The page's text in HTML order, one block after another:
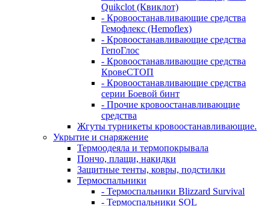
Quikclot (Квиклот)
- Кровоостанавливающие средства
Гемофлекс (Hemoflex)
- Кровоостанавливающие средства
ГепоГлос
- Кровоостанавливающие средства
КровеСТОП
- Кровоостанавливающие средства
серии Боевой бинт
- Прочие кровоостанавливающие
средства
Жгуты турникеты кровоостанавливающие.
Укрытие и снаряжение
Термоодеяла и термопокрывала
Пончо, плащи, накидки
Защитные тенты, ковры, подстилки
Термоспальники
- Термоспальники Blizzard Survival
- Термоспальники SOL